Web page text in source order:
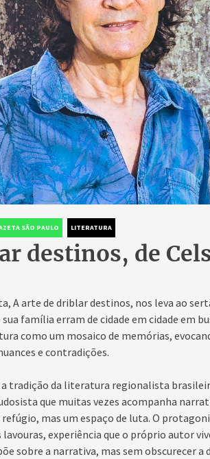
SÃO PAULO LITERATURA
destinos, de
A arte de driblar destinos, nos leva ao
família erram de cidade em cidade em
como um mosaico de memórias,
e contradições.
tradição da literatura regionalista
que muitas vezes acompanha
refúgio, mas um espaço de luta. O
experiência que o próprio autor
sobre a narrativa, mas sem obscurecer a